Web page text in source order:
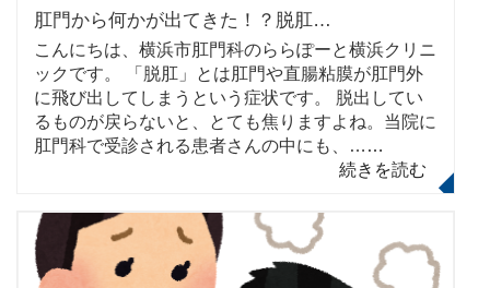
肛門から何かが出てきた！？脱肛…
こんにちは、横浜市肛門科のららぽーと横浜クリニ
ックです。 「脱肛」とは肛門や直腸粘膜が肛門外
に飛び出してしまうという症状です。 脱出してい
るものが戻らないと、とても焦りますよね。当院に
肛門科で受診される患者さんの中にも、… …
続きを読む